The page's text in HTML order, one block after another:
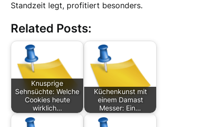
Standzeit legt, profitiert besonders.
Related Posts:
Knusprige
Sehnsüchte: Welche
Cookies heute
wirklich…
Küchenkunst mit
einem Damast
Messer: Ein…